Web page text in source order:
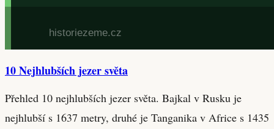
10 Nejhlubších jezer světa
Přehled 10 nejhlubších jezer světa. Bajkal v Rusku je
nejhlubší s 1637 metry, druhé je Tanganika v Africe s 1435